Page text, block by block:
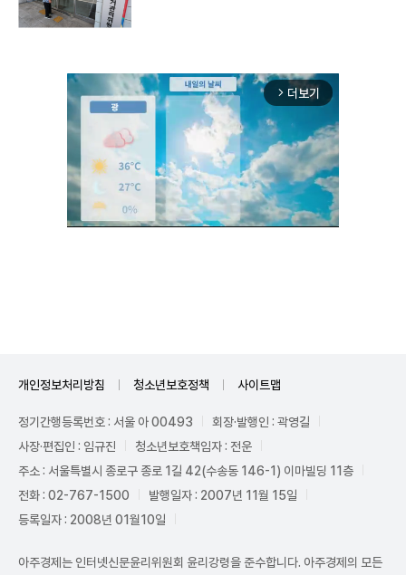
arrow_forward_ios 더보기
개인정보처리방침 청소년보호정책 사이트맵
정기간행등록번호 : 서울 아 00493
회장·발행인 : 곽영길
사장·편집인 : 임규진
청소년보호책임자 : 전운
주소 : 서울특별시 종로구 종로 1길 42(수송동 146-1) 이마빌딩 11층
전화 : 02-767-1500
발행일자 : 2007년 11월 15일
등록일자 : 2008년 01월10일
아주경제는 인터넷신문윤리위원회 윤리강령을 준수합니다. 아주경제의 모든